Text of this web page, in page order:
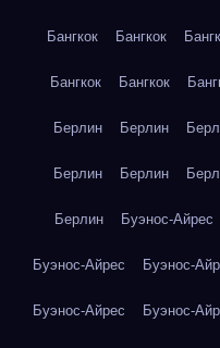
Бангкок Бангкок
Бангкок Бангкок
Берлин Берлин
Берлин Берлин
Берлин Буэнос-Айрес
Буэнос-Айрес Буэнос-
Буэнос-Айрес Буэнос-